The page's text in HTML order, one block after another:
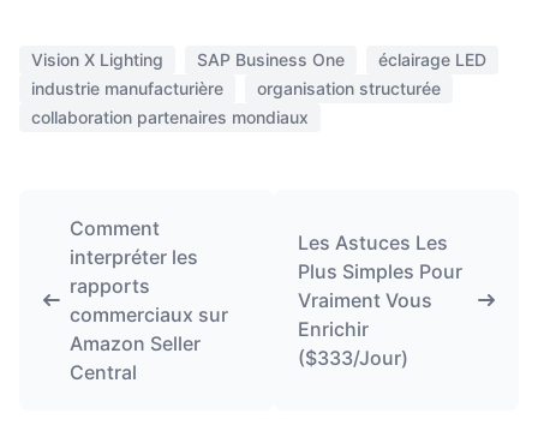
Vision X Lighting SAP Business One
éclairage LED
industrie manufacturière
organisation structurée
collaboration partenaires mondiaux
Comment
interpréter les
rapports
commerciaux sur
Amazon Seller
Central
Les Astuces Les
Plus Simples Pour
Vraiment Vous
Enrichir
($333/Jour)